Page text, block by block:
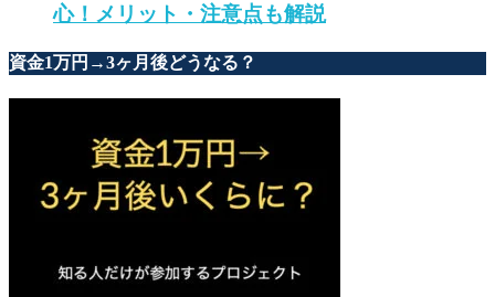
心！メリット・注意点も解説
資金1万円→3ヶ月後どうなる？